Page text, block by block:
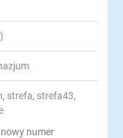
, strefa, strefa43,
numer